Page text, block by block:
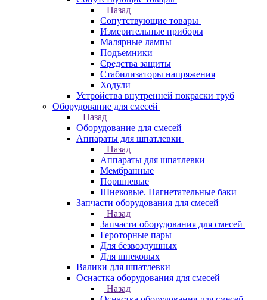
Назад
Сопутствующие товары
Измерительные приборы
Малярные лампы
Подъемники
Средства защиты
Стабилизаторы напряжения
Ходули
Устройства внутренней покраски труб
Оборудование для смесей
Назад
Оборудование для смесей
Аппараты для шпатлевки
Назад
Аппараты для шпатлевки
Мембранные
Поршневые
Шнековые. Нагнетательные баки
Запчасти оборудования для смесей
Назад
Запчасти оборудования для смесей
Героторные пары
Для безвоздушных
Для шнековых
Валики для шпатлевки
Оснастка оборудования для смесей
Назад